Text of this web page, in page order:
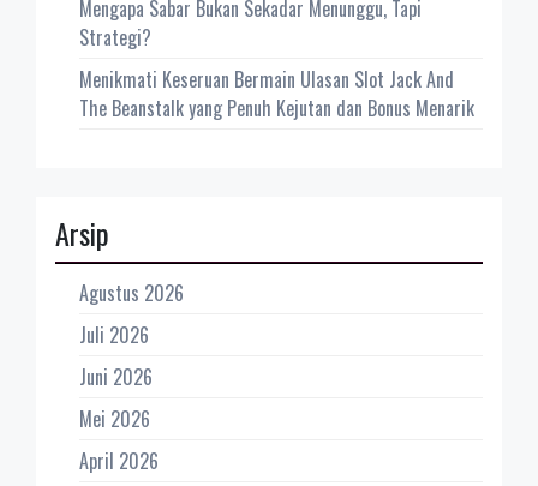
Mengapa Sabar Bukan Sekadar Menunggu, Tapi
Strategi?
Menikmati Keseruan Bermain Ulasan Slot Jack And
The Beanstalk yang Penuh Kejutan dan Bonus Menarik
Arsip
Agustus 2026
Juli 2026
Juni 2026
Mei 2026
April 2026